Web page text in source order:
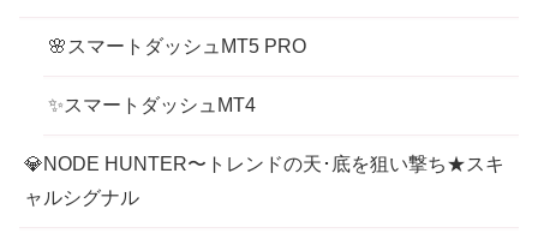
🌸スマートダッシュMT5 PRO
✨スマートダッシュMT4
💎NODE HUNTER〜トレンドの天･底を狙い撃ち★スキ
ャルシグナル